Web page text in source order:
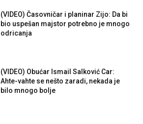
(VIDEO) Časovničar i planinar Zijo: Da bi
bio uspešan majstor potrebno je mnogo
odricanja
(VIDEO) Obućar Ismail Salković Car:
Ahte-vahte se nešto zaradi, nekada je
bilo mnogo bolje